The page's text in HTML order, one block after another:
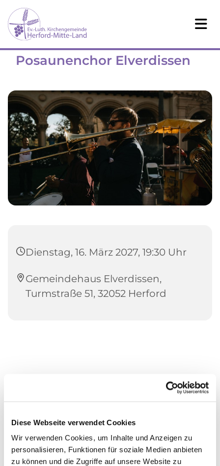
Diese Webseite verwendet Cookies
Wir verwenden Cookies, um Inhalte und Anzeigen zu
personalisieren, Funktionen für soziale Medien anbieten
zu können und die Zugriffe auf unsere Website zu
Posaunenchor Elverdissen
Dienstag, 16. März 2027, 19:30 Uhr
Gemeindehaus Elverdissen,
Turmstraße 51, 32052 Herford